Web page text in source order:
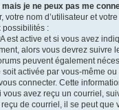
je ne peux pas me
votre nom d’utilisateur et
possibilités :
est active et si vous avez
alors vous devrez suivre
peuvent également
activée par vous-même
connecter. Cette
vous avez reçu un courriel,
reçu de courriel, il se peut que